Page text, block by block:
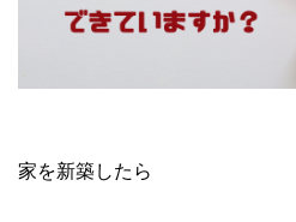
家を新築したら